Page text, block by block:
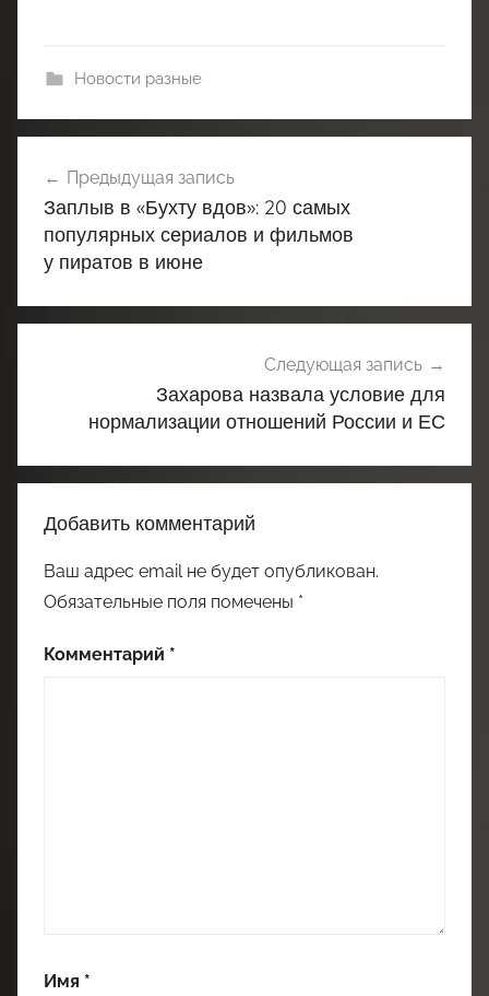
Новости разные
по
записям
Предыдущая запись
Заплыв в «Бухту вдов»: 20 самых
популярных сериалов и фильмов
у пиратов в июне
Следующая запись
Захарова назвала условие для
нормализации отношений России и ЕС
Добавить комментарий
Ваш адрес email не будет опубликован.
Обязательные поля помечены *
Комментарий *
Имя *